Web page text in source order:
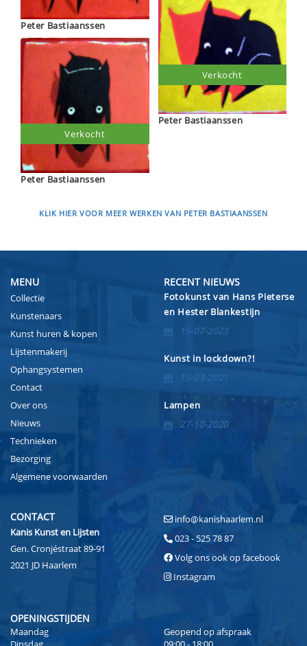
Peter Bastiaanssen
Peter Bastiaanssen
Verkocht
Peter Bastiaanssen
Verkocht
KLIK HIER VOOR MEER WERKEN VAN PETER BASTIAANSSEN
MENU
Collectie
Kunstenaars
Kunst huren & kopen
Lijstenmakerij
Ophangsystemen
Contact
Over ons
Nieuws
Technieken
Bezorging
Algemene voorwaarden
RECENT NIEUWS
Fotokunst van Hans Pieterse
en Hester Blankestijn
15-07-2023
Kunst in lockdown?!
15-03-2021
Lampen
27-10-2020
CONTACT
Kanis Kunst en Lijsten
Gen. Cronjéstraat 89-91
2021 JD Haarlem
info@kanishaarlem.nl
023 - 525 78 87
Volg ons ook op facebook
Instagram
OPENINGSTIJDEN
Maandag
Geopend op afspraak